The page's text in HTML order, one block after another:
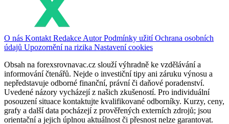
O nás Kontakt Redakce AutorPodmínky užitíOchrana osobních
údajů Upozornění na rizika Nastavení cookies
Obsah na forexsrovnavac.cz slouží výhradně ke vzdělávání a
informování čtenářů. Nejde o investiční tipy ani záruku výnosu a
nepředstavuje odborné finanční, právní či daňové poradenství.
Uvedené názory vycházejí z našich zkušeností. Pro individuální
posouzení situace kontaktujte kvalifikované odborníky. Kurzy, ceny,
grafy a další data pocházejí z prověřených externích zdrojů; jsou
orientační a jejich úplnou aktuálnost či přesnost nelze garantovat.